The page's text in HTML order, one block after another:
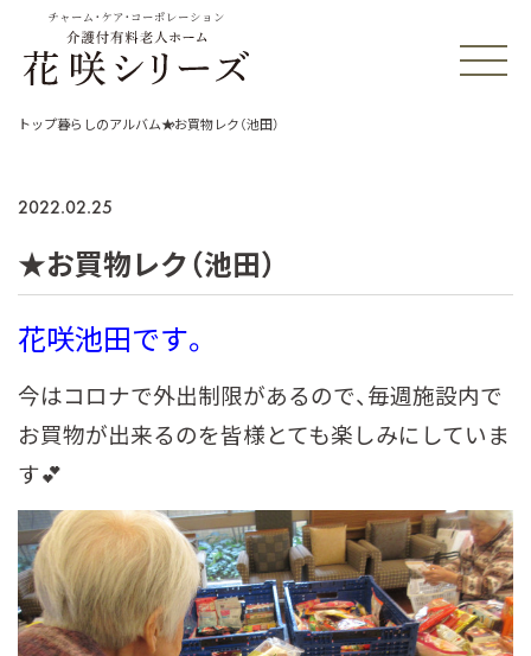
チャーム・ケア・コーポレーション
トップ暮らしのアルバム★お買物レク（池田）
2022.02.25
★お買物レク（池田）
花咲池田です。
今はコロナで外出制限があるので、毎週施設内で
お買物が出来るのを皆様とても楽しみにしていま
す💕